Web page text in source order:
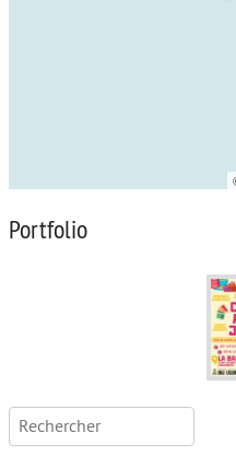
Portfolio
Rechercher :